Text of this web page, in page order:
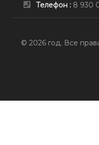
Телефон : 8 930
© 2026 год. Все